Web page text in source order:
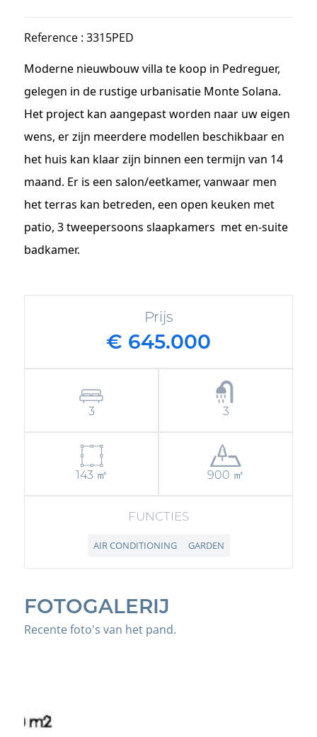
Reference : 3315PED
Moderne nieuwbouw villa te koop in Pedreguer,
gelegen in de rustige urbanisatie Monte Solana.
Het project kan aangepast worden naar uw eigen
wens, er zijn meerdere modellen beschikbaar en
het huis kan klaar zijn binnen een termijn van 14
maand. Er is een salon/eetkamer, vanwaar men
het terras kan betreden, een open keuken met
patio, 3 tweepersoons slaapkamers met en-suite
badkamer.
Prijs
€ 645.000
3 3
143 ㎡ 900 ㎡
FUNCTIES
AIR CONDITIONING GARDEN
FOTOGALERIJ
Recente foto's van het pand.